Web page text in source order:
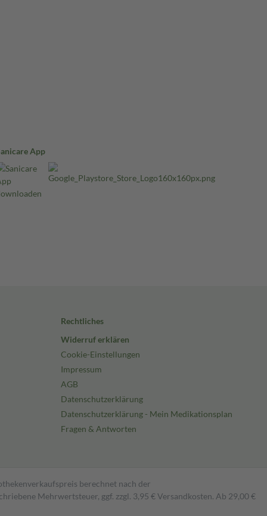
App
Rechtliches
Widerruf erklären
Cookie-Einstellungen
Impressum
AGB
Datenschutzerklärung
Datenschutzerklärung - Mein Medikationsplan
Fragen & Antworten
berechnet nach der
Mehrwertsteuer, ggf. zzgl. 3,95 € Versandkosten. Ab 29,00 €